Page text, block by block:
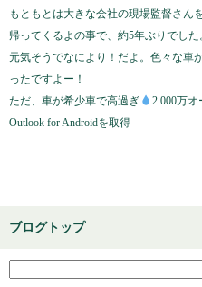
もともとは大きな会社の現場監督さん
帰ってくるよの事で、約5年ぶりでした
元気そうでなにより！だよ。色々な車
ったですよー！
ただ、車が希少車で高過ぎ
2.000万
Outlook for Androidを取得
ブログトップ